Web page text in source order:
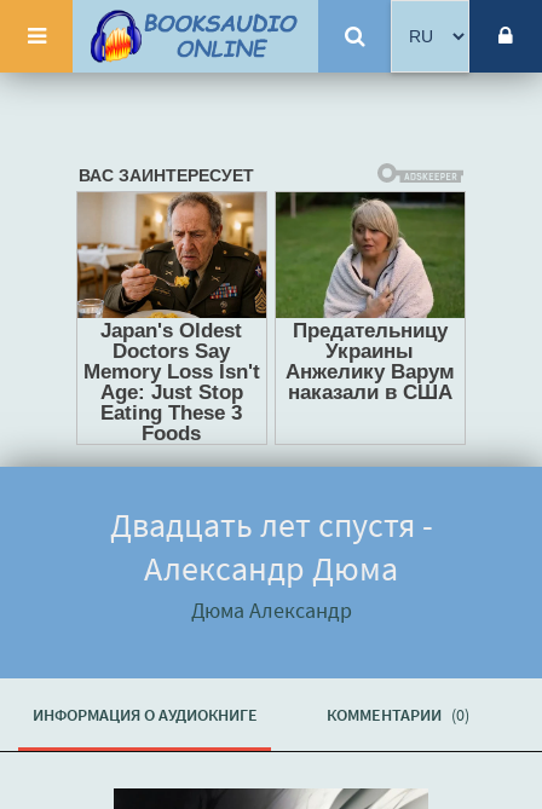
Двадцать лет спустя -
Александр Дюма
Дюма Александр
ИНФОРМАЦИЯ О АУДИОКНИГЕ КОММЕНТАРИИ (0)